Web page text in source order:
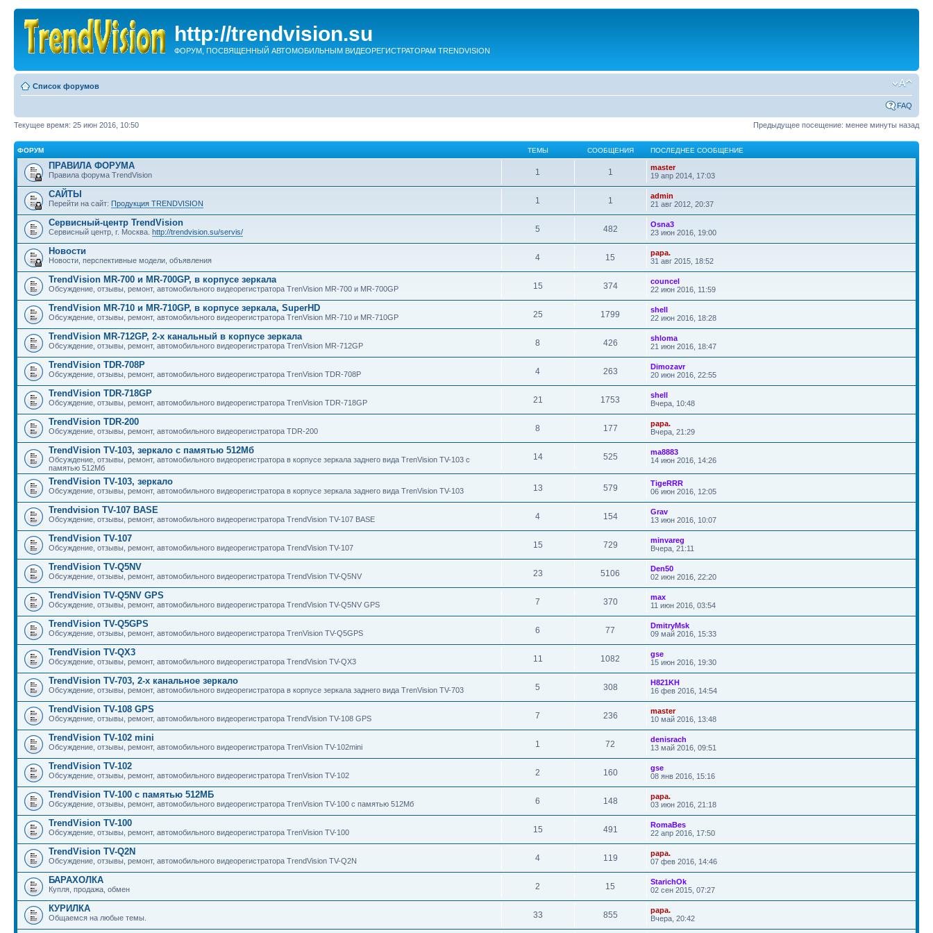
http://trendvision.su
ФОРУМ, ПОСВЯЩЕННЫЙ АВТОМОБИЛЬНЫМ ВИДЕОРЕГИСТРАТОРАМ TRENDVISION
Список форумов
FAQ
Предыдущее посещение: менее минуты назад
Текущее время: 25 июн 2016, 10:50
ФОРУМ ТЕМЫ СООБЩЕНИЯ ПОСЛЕДНЕЕ СООБЩЕНИЕ
ПРАВИЛА ФОРУМА
Правила форума TrendVision 1 1
master
19 апр 2014, 17:03
САЙТЫ
Перейти на сайт: Продукция TRENDVISION 1 1
admin
21 авг 2012, 20:37
Сервисный-центр TrendVision
Сервисный центр, г. Москва. http://trendvision.su/servis/ 5 482
Osna3
23 июн 2016, 19:00
Новости
Новости, перспективные модели, объявления 4 15
papa.
31 авг 2015, 18:52
TrendVision MR-700 и MR-700GP, в корпусе зеркала
Обсуждение, отзывы, ремонт, автомобильного видеорегистратора TrenVision MR-700 и MR-700GP 15 374
councel
22 июн 2016, 11:59
TrendVision MR-710 и MR-710GP, в корпусе зеркала, SuperHD
Обсуждение, отзывы, ремонт, автомобильного видеорегистратора TrenVision MR-710 и MR-710GP 25 1799
shell
22 июн 2016, 18:28
TrendVision MR-712GP, 2-х канальный в корпусе зеркала
Обсуждение, отзывы, ремонт, автомобильного видеорегистратора TrenVision MR-712GP 8 426
shloma
21 июн 2016, 18:47
TrendVision TDR-708P
Обсуждение, отзывы, ремонт, автомобильного видеорегистратора TrenVision TDR-708P 4 263
Dimozavr
20 июн 2016, 22:55
TrendVision TDR-718GP
Обсуждение, отзывы, ремонт, автомобильного видеорегистратора TrenVision TDR-718GP 21 1753
shell
Вчера, 10:48
TrendVision TDR-200
Обсуждение, отзывы, ремонт, автомобильного видеорегистратора TDR-200 8 177
papa.
Вчера, 21:29
TrendVision TV-103, зеркало с памятью 512Мб
Обсуждение, отзывы, ремонт, автомобильного видеорегистратора в корпусе зеркала заднего вида TrenVision TV-103 с
памятью 512Мб
14 525
ma8883
14 июн 2016, 14:26
TrendVision TV-103, зеркало
Обсуждение, отзывы, ремонт, автомобильного видеорегистратора в корпусе зеркала заднего вида TrenVision TV-103 13 579
TigeRRR
06 июн 2016, 12:05
Trendvision TV-107 BASE
Обсуждение, отзывы, ремонт, автомобильного видеорегистратора TrendVision TV-107 BASE 4 154
Grav
13 июн 2016, 10:07
TrendVision TV-107
Обсуждение, отзывы, ремонт, автомобильного видеорегистратора TrendVision TV-107 15 729
minvareg
Вчера, 21:11
TrendVision TV-Q5NV
Обсуждение, отзывы, ремонт, автомобильного видеорегистратора TrendVision TV-Q5NV 23 5106
Den50
02 июн 2016, 22:20
TrendVision TV-Q5NV GPS
Обсуждение, отзывы, ремонт, автомобильного видеорегистратора TrendVision TV-Q5NV GPS 7 370
max
11 июн 2016, 03:54
TrendVision TV-Q5GPS
Обсуждение, отзывы, ремонт, автомобильного видеорегистратора TrenVision TV-Q5GPS 6 77
DmitryMsk
09 май 2016, 15:33
TrendVision TV-QX3
Обсуждение, отзывы, ремонт, автомобильного видеорегистратора TrendVision TV-QX3 11 1082
gse
15 июн 2016, 19:30
TrendVision TV-703, 2-х канальное зеркало
Обсуждение, отзывы, ремонт, автомобильного видеорегистратора в корпусе зеркала заднего вида TrenVision TV-703 5 308
H821KH
16 фев 2016, 14:54
TrendVision TV-108 GPS
Обсуждение, отзывы, ремонт, автомобильного видеорегистратора TrendVision TV-108 GPS 7 236
master
10 май 2016, 13:48
TrendVision TV-102 mini
Обсуждение, отзывы, ремонт, автомобильного видеорегистратора TrenVision TV-102mini 1 72
denisrach
13 май 2016, 09:51
TrendVision TV-102
Обсуждение, отзывы, ремонт, автомобильного видеорегистратора TrenVision TV-102 2 160
gse
08 янв 2016, 15:16
TrendVision TV-100 с памятью 512МБ
Обсуждение, отзывы, ремонт, автомобильного видеорегистратора TrenVision TV-100 с памятью 512Мб 6 148
papa.
03 июн 2016, 21:18
TrendVision TV-100
Обсуждение, отзывы, ремонт, автомобильного видеорегистратора TrenVision TV-100 15 491
RomaBes
22 апр 2016, 17:50
TrendVision TV-Q2N
Обсуждение, отзывы, ремонт, автомобильного видеорегистратора TrendVision TV-Q2N 4 119
papa.
07 фев 2016, 14:46
БАРАХОЛКА
Купля, продажа, обмен 2 15
StarichOk
02 сен 2015, 07:27
КУРИЛКА
Общаемся на любые темы. 33 855
papa.
Вчера, 20:42